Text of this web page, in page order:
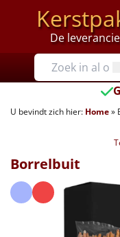
De
Prijzen
Tot €25
€25 tot €35
€40 tot €45
U bevindt zich hier: Home»
Borrelbuit